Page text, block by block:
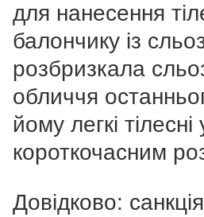
для нанесення
балончику із
розбризкала
обличчя
йому легкі
короткочасним
Довідково: